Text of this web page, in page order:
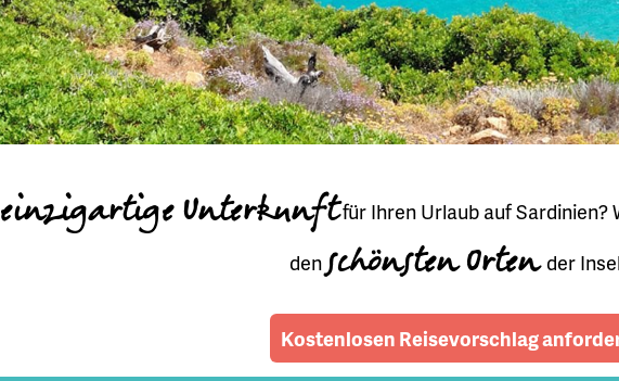
einzigartige Unterkunftfür Ihren Urlaub auf
denschönsten Orten der
Kostenlosen Reisevorschlag